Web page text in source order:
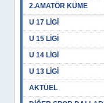
2.AMATÖR KÜME
U 17 LİGİ
U 15 LİGİ
U 14 LİGİ
U 13 LİGİ
AKTÜEL